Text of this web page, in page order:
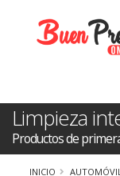
Limpieza
Productos de
INICIO